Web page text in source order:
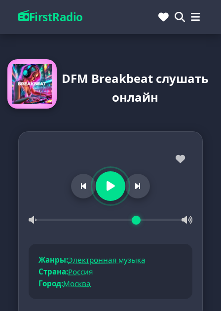
FirstRadio
DFM Breakbeat слушать
онлайн
Жанры:Электронная музыка
Страна:Россия
Город:Москва